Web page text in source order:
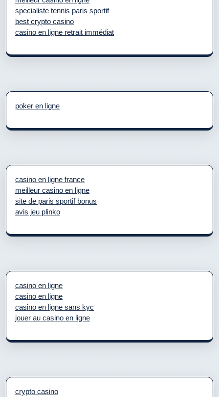
specialiste tennis paris sportif
best crypto casino
casino en ligne retrait immédiat
poker en ligne
casino en ligne france
meilleur casino en ligne
site de paris sportif bonus
avis jeu plinko
casino en ligne
casino en ligne
casino en ligne sans kyc
jouer au casino en ligne
crypto casino